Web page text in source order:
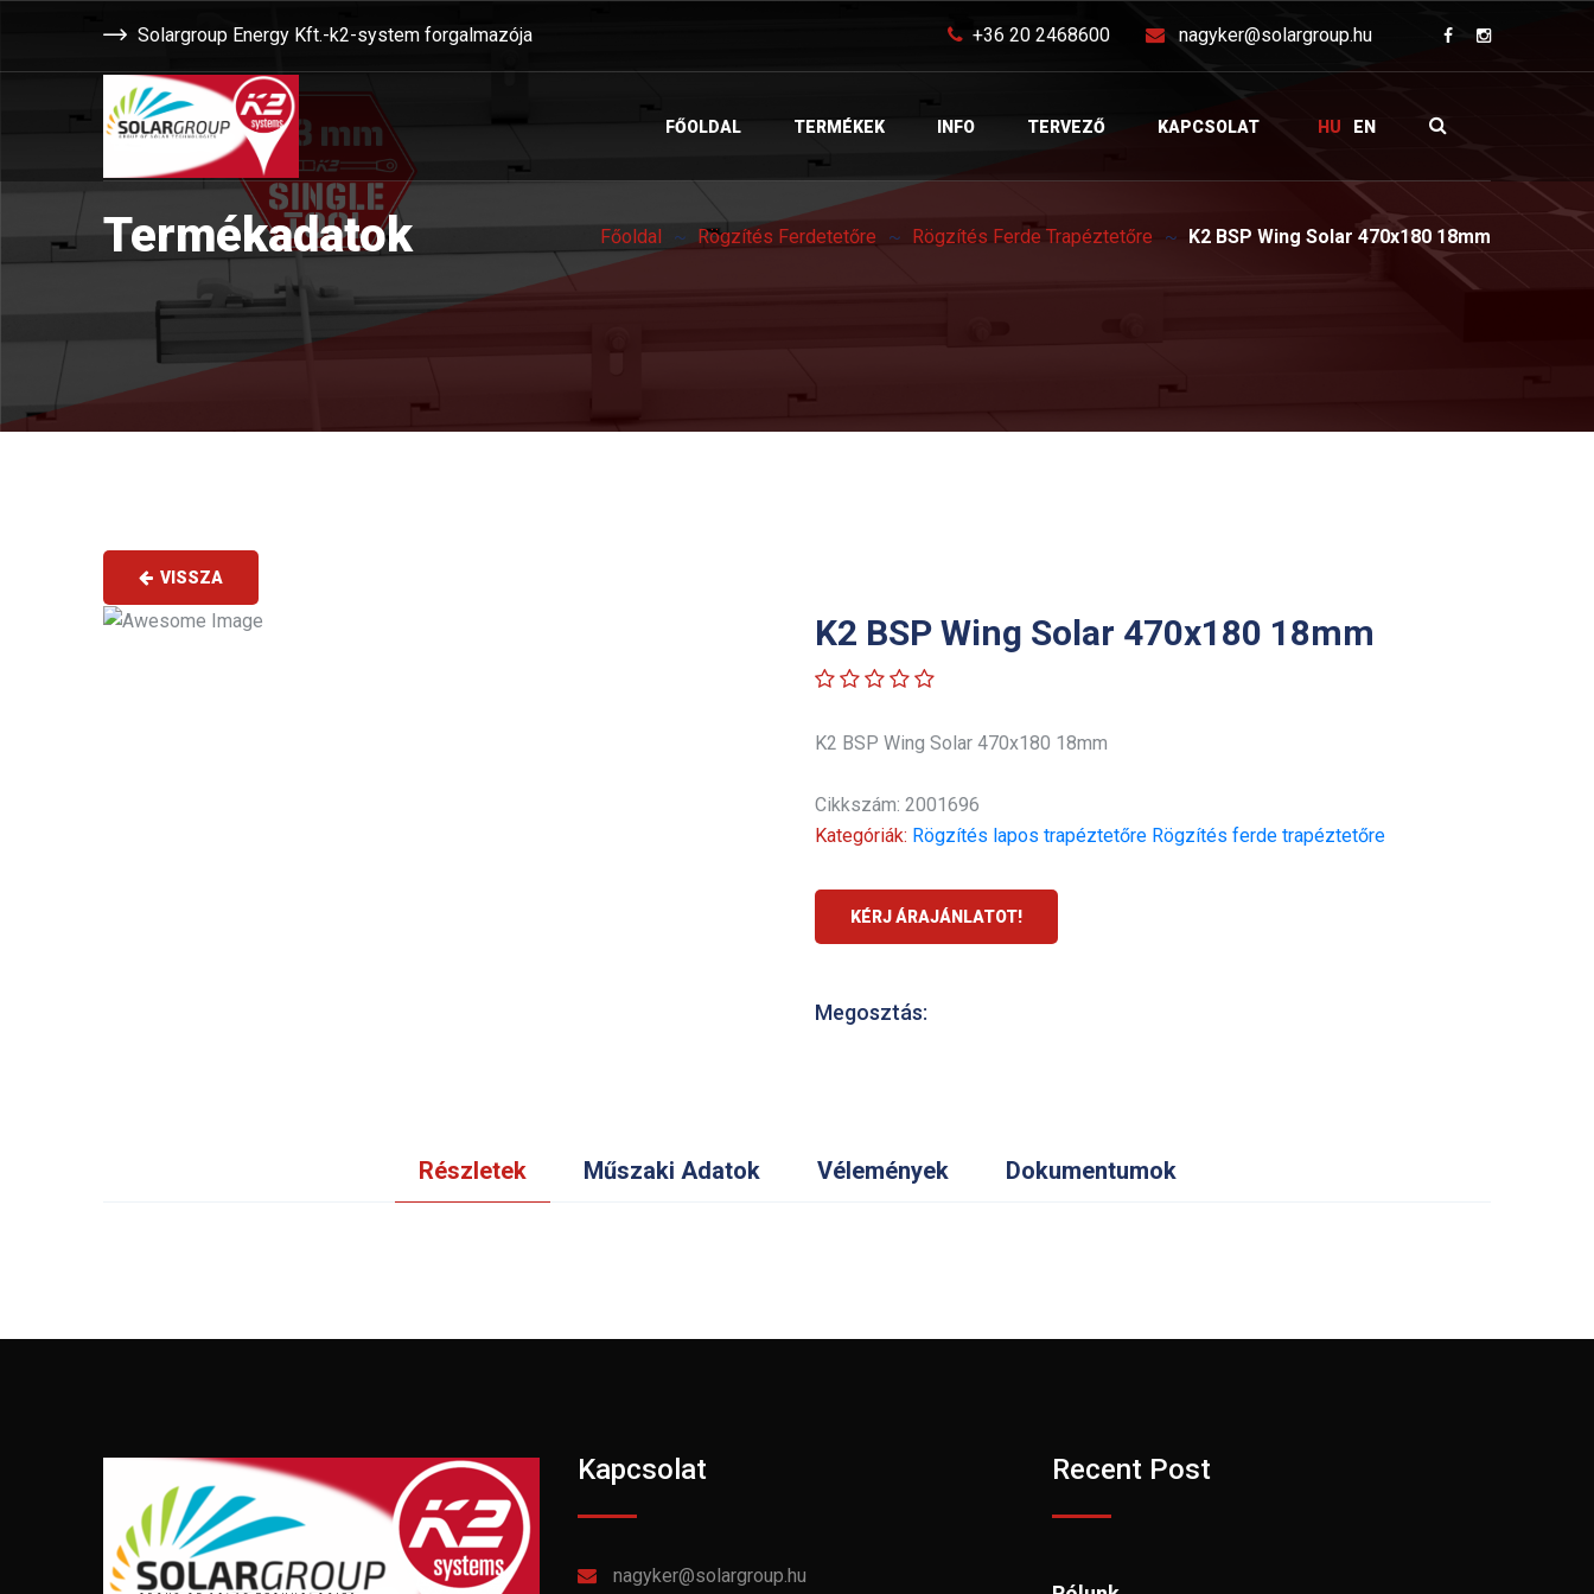
Solargroup Energy Kft.-k2-system forgalmazója +36 20 2468600 nagyker@solargroup.hu
FŐOLDAL TERMÉKEK INFO TERVEZŐ KAPCSOLAT HU EN
Termékadatok Főoldal Rögzítés Ferdetetőre Rögzítés Ferde Trapéztetőre K2 BSP Wing Solar 470x180 18mm
VISSZA
K2 BSP Wing Solar 470x180 18mm
K2 BSP Wing Solar 470x180 18mm
Cikkszám: 2001696
Kategóriák: Rögzítés lapos trapéztetőre Rögzítés ferde trapéztetőre
KÉRJ ÁRAJÁNLATOT!
Megosztás:
Részletek Műszaki Adatok Vélemények Dokumentumok
Kapcsolat
nagyker@solargroup.hu
Recent Post